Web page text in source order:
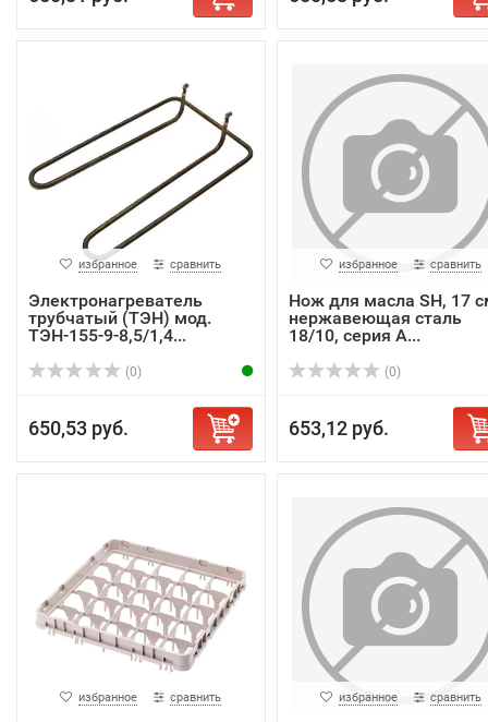
избранное сравнить
Электронагреватель
трубчатый (ТЭН) мод.
ТЭН-155-9-8,5/1,4...
(0)
650,53 руб.
избранное сравнить
Нож для масла SH, 17
нержавеющая сталь
18/10, серия A...
(0)
653,12 руб.
избранное сравнить избранное сравнить